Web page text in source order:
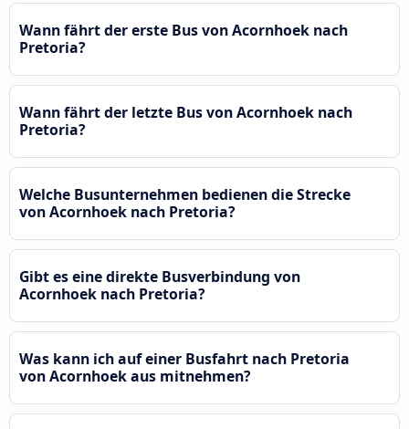
Wann fährt der erste Bus von Acornhoek nach
Pretoria?
Wann fährt der letzte Bus von Acornhoek nach
Pretoria?
Welche Busunternehmen bedienen die Strecke
von Acornhoek nach Pretoria?
Gibt es eine direkte Busverbindung von
Acornhoek nach Pretoria?
Was kann ich auf einer Busfahrt nach Pretoria
von Acornhoek aus mitnehmen?